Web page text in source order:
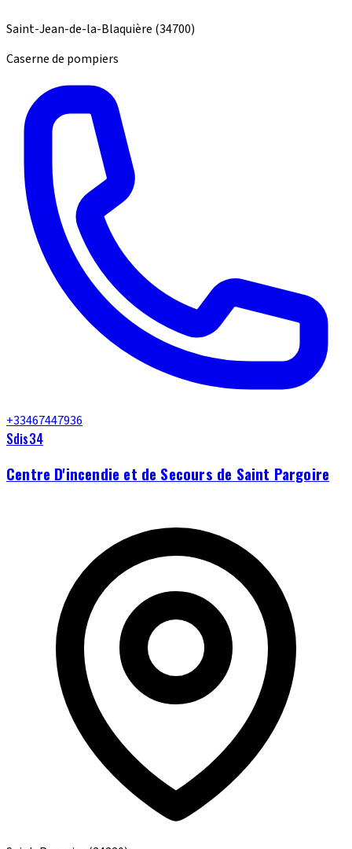
Saint-Jean-de-la-Blaquière (34700)
Caserne de pompiers
+33467447936
Sdis34
Centre D'incendie et de Secours de Saint Pargoire